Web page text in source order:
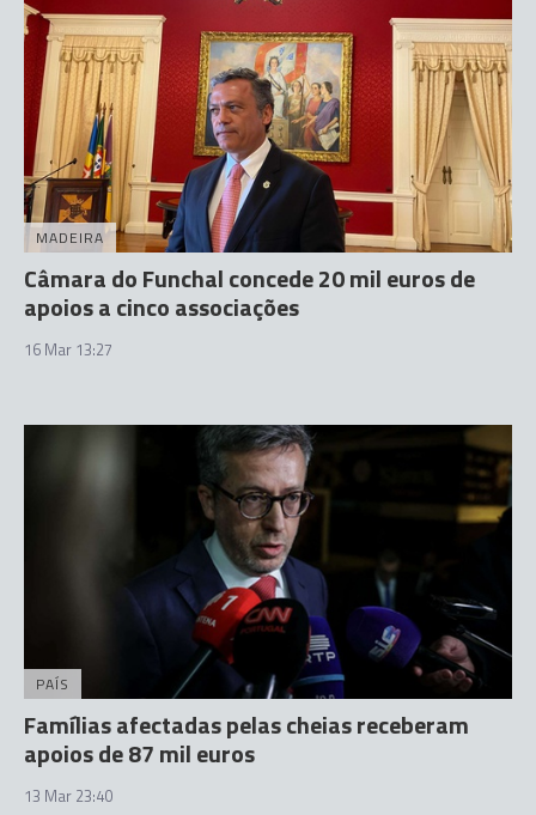
MADEIRA
Câmara do Funchal concede 20 mil euros de
apoios a cinco associações
16 Mar 13:27
PAÍS
Famílias afectadas pelas cheias receberam
apoios de 87 mil euros
13 Mar 23:40